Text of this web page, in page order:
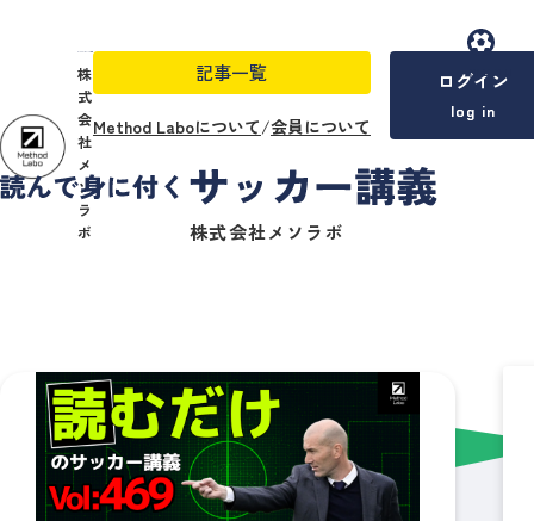
株
式
会
社
メ
ソ
ラ
ボ
記事一覧
Method Laboについて/会員について
ログイン
log in
株式会社メソラボ
menu